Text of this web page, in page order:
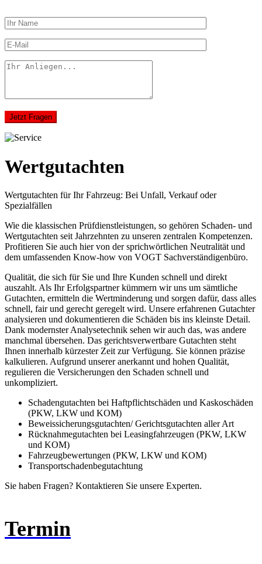
Jetzt Fragen
Wertgutachten
Wertgutachten für Ihr Fahrzeug: Bei Unfall, Verkauf oder
Spezialfällen
Wie die klassischen Prüfdienstleistungen, so gehören Schaden- und
Wertgutachten seit Jahrzehnten zu unseren zentralen Kompetenzen.
Profitieren Sie auch hier von der sprichwörtlichen Neutralität und
dem umfassenden Know-how von VOGT Sachverständigenbüro.
Qualität, die sich für Sie und Ihre Kunden schnell und direkt
auszahlt. Als Ihr Erfolgspartner kümmern wir uns um sämtliche
Gutachten, ermitteln die Wertminderung und sorgen dafür, dass alles
schnell, fair und gerecht geregelt wird. Unsere erfahrenen Gutachter
analysieren und dokumentieren die Schäden bis ins kleinste Detail.
Dank modernster Analysetechnik sehen wir auch das, was andere
manchmal übersehen. Das gerichtsverwertbare Gutachten steht
Ihnen innerhalb kürzester Zeit zur Verfügung. Sie können präzise
kalkulieren. Aufgrund unserer anerkannt und hohen Qualität,
regulieren die Versicherungen den Schaden schnell und
unkompliziert.
Schadengutachten bei Haftpflichtschäden und Kaskoschäden
(PKW, LKW und KOM)
Beweissicherungsgutachten/ Gerichtsgutachten aller Art
Rücknahmegutachten bei Leasingfahrzeugen (PKW, LKW
und KOM)
Fahrzeugbewertungen (PKW, LKW und KOM)
Transportschadenbegutachtung
Sie haben Fragen? Kontaktieren Sie unsere Experten.
Termin